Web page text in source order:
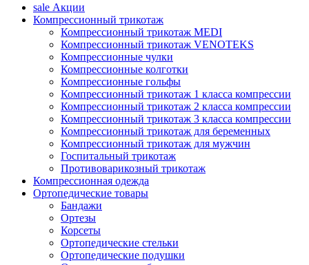
sale Акции
Компрессионный трикотаж
Компрессионный трикотаж MEDI
Компрессионный трикотаж VENOTEKS
Компрессионные чулки
Компрессионные колготки
Компрессионные гольфы
Компрессионный трикотаж 1 класса компрессии
Компрессионный трикотаж 2 класса компрессии
Компрессионный трикотаж 3 класса компрессии
Компрессионный трикотаж для беременных
Компрессионный трикотаж для мужчин
Госпитальный трикотаж
Противоварикозный трикотаж
Компрессионная одежда
Ортопедические товары
Бандажи
Ортезы
Корсеты
Ортопедические стельки
Ортопедические подушки